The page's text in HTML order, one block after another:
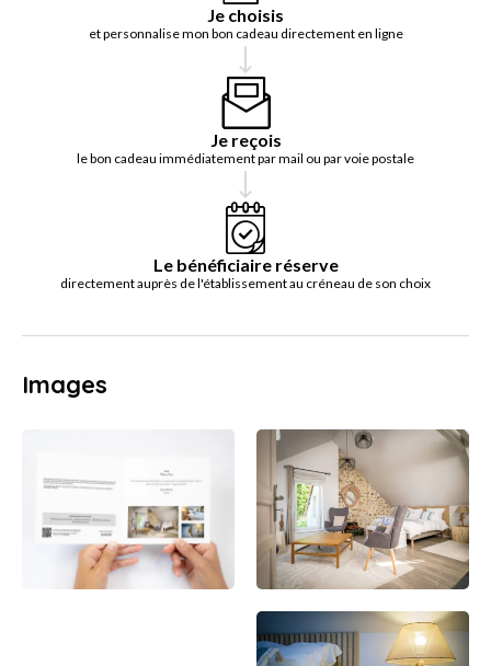
Je choisis
et personnalise mon bon cadeau directement en ligne
Je reçois
le bon cadeau immédiatement par mail ou par voie postale
Le bénéficiaire réserve
directement auprès de l'établissement au créneau de son choix
Images